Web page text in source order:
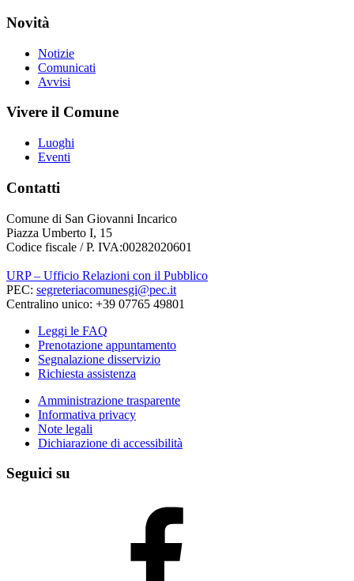
Novità
Notizie
Comunicati
Avvisi
Vivere il Comune
Luoghi
Eventi
Contatti
Comune di San Giovanni Incarico
Piazza Umberto I, 15
Codice fiscale / P. IVA:00282020601
URP – Ufficio Relazioni con il Pubblico
PEC: segreteriacomunesgi@pec.it
Centralino unico: +39 07765 49801
Leggi le FAQ
Prenotazione appuntamento
Segnalazione disservizio
Richiesta assistenza
Amministrazione trasparente
Informativa privacy
Note legali
Dichiarazione di accessibilità
Seguici su